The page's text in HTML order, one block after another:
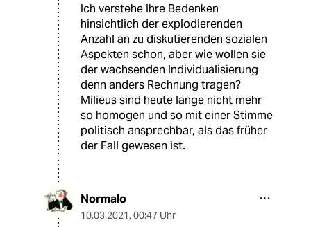
Ich verstehe Ihre Bedenken
hinsichtlich der explodierenden
Anzahl an zu diskutierenden sozialen
Aspekten schon, aber wie wollen sie
der wachsenden Individualisierung
denn anders Rechnung tragen?
Milieus sind heute lange nicht mehr
so homogen und so mit einer Stimme
politisch ansprechbar, als das früher
der Fall gewesen ist.
Normalo
10.03.2021, 00:47 Uhr